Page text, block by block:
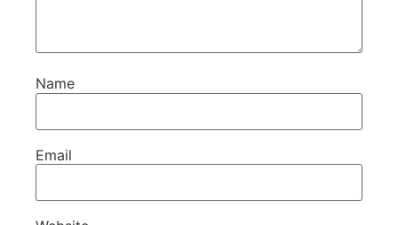
Name
Email